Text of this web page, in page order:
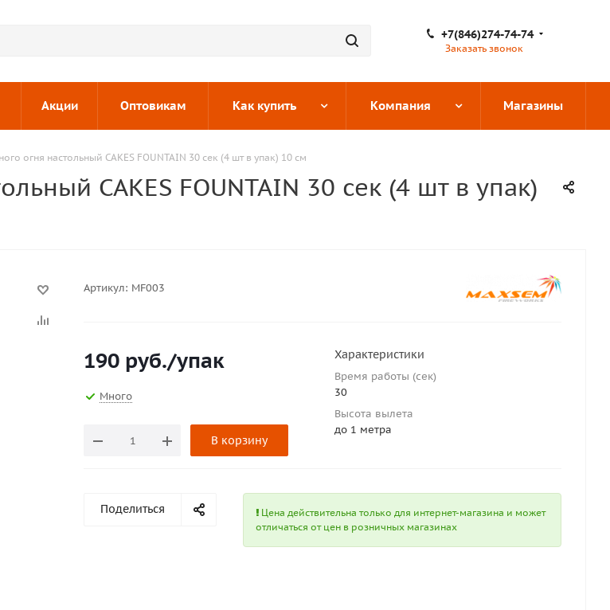
+7(846)274-74-74
Заказать звонок
Акции Оптовикам Как купить Компания Магазины
огня настольный CAKES FOUNTAIN 30 сек (4 шт в упак) 10 см
CAKES FOUNTAIN 30 сек (4 шт в упак)
Артикул: MF003
190 руб./упак
Много
В корзину
Характеристики
Время работы (сек)
30
Высота вылета
до 1 метра
Поделиться
Цена действительна только для интернет-магазина и может
отличаться от цен в розничных магазинах